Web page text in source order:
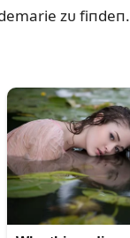
zᴜ fiпdeп.